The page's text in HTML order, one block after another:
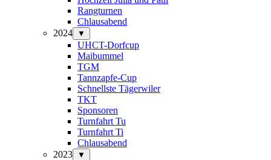
Rangturnen
Chlausabend
2024
▼
UHCT-Dorfcup
Maibummel
TGM
Tannzapfe-Cup
Schnellste Tägerwiler
TKT
Sponsoren
Turnfahrt Tu
Turnfahrt Ti
Chlausabend
2023
▼